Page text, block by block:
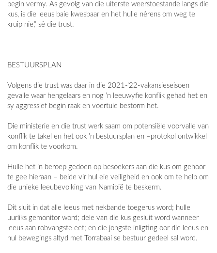
begin vermy. As gevolg van die uiterste weerstoestande langs die
kus, is die leeus baie kwesbaar en het hulle nêrens om weg te
kruip nie,” sê die trust.
BESTUURSPLAN
Volgens die trust was daar in die 2021-’22-vakansieseisoen
gevalle waar hengelaars en nog ’n leeuwyfie konflik gehad het en
sy aggressief begin raak en voertuie bestorm het.
Die ministerie en die trust werk saam om potensiële voorvalle van
konflik te takel en het ook ’n bestuursplan en –protokol ontwikkel
om konflik te voorkom.
Hulle het ’n beroep gedoen op besoekers aan die kus om gehoor
te gee hieraan – beide vir hul eie veiligheid en ook om te help om
die unieke leeubevolking van Namibië te beskerm.
Dit sluit in dat alle leeus met nekbande toegerus word; hulle
uurliks gemonitor word; dele van die kus gesluit word wanneer
leeus aan robvangste eet; en die jongste inligting oor die leeus en
hul bewegings altyd met Torrabaai se bestuur gedeel sal word.